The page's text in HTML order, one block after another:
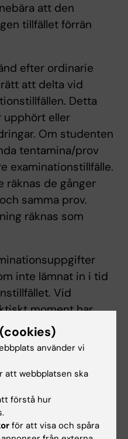
att den
tillfället förrän
efter ordinarie
att delta vid
Detta
upphört eller
Om studenten
tentamina/prov
examinationstillfälle.
räknas de gånger
samma prov.
räknas som
inte lämnat in i tid
Vid
moment har
examination av
en gång.
en student har
Examinator ges
om komplettering av
att uppnå godkänt
godkänt resultat
använder vi
att webbplatsen ska
förstå hur
för att visa och spåra